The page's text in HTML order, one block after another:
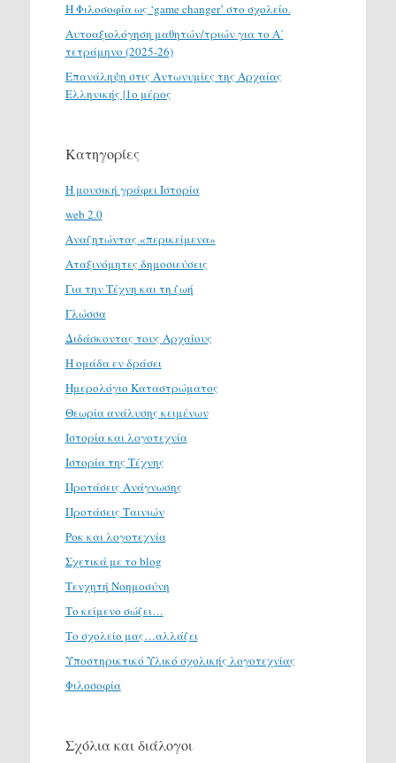
H Φιλοσοφία ως ‘game changer’ στο σχολείο.
Αυτοαξιολόγηση μαθητών/τριών για το Α΄
τετράμηνο (2025-26)
Επανάληψη στις Αντωνυμίες της Αρχαίας
Ελληνικής |1ο μέρος
Κατηγορίες
H μουσική γράφει Ιστορία
web 2.0
Αναζητώντας «περικείμενα»
Αταξινόμητες δημοσιεύσεις
Για την Τέχνη και τη ζωή
Γλώσσα
Διδάσκοντας τους Αρχαίους
Η ομάδα εν δράσει
Ημερολόγιο Καταστρώματος
Θεωρία ανάλυσης κειμένων
Ιστορία και λογοτεχνία
Ιστορία της Τέχνης
Προτάσεις Ανάγνωσης
Προτάσεις Ταινιών
Ροκ και λογοτεχνία
Σχετικά με το blog
Τενχητή Νοημοσύνη
Το κείμενο σώζει…
Το σχολείο μας…αλλάζει
Υποστηρικτικό Υλικό σχολικής λογοτεχνίας
Φιλοσοφία
Σχόλια και διάλογοι